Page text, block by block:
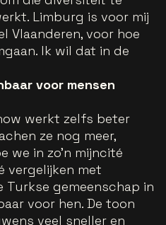
Limburg is voor mij
Vlaanderen, voor hoe
Ik wil dat in de
voor mensen
werkt zelfs beter
ze nog meer,
we in zo'n mijncité
vergelijken met
gemeenschap in
voor hen. De toon
veel sneller en